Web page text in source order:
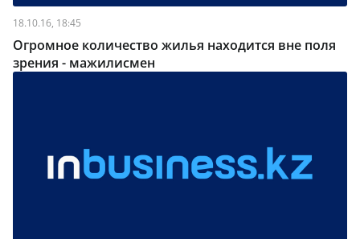
18.10.16, 18:45
Огромное количество жилья находится вне поля
зрения - мажилисмен